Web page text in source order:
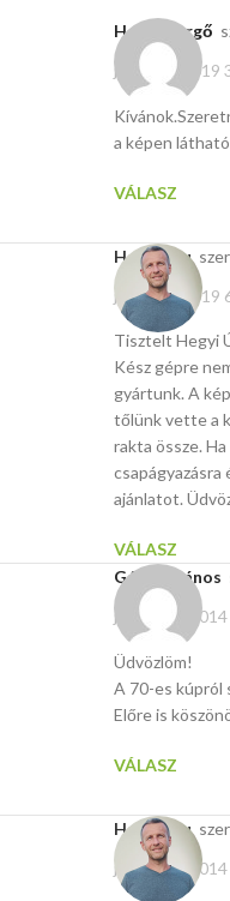
Hegyi Gergő
július 16, 2019
a képen
VÁLASZ
Hasito.hu
július 16, 2019
Tisztelt Hegyi
Kész gépre
gyártunk. A
tőlünk vette a
rakta össze.
csapágyazásra
ajánlatot.
VÁLASZ
Gábner János
január 20,
Üdvözlöm!
A 70-es kúpról
Előre is
VÁLASZ
Hasito.hu
január 22,